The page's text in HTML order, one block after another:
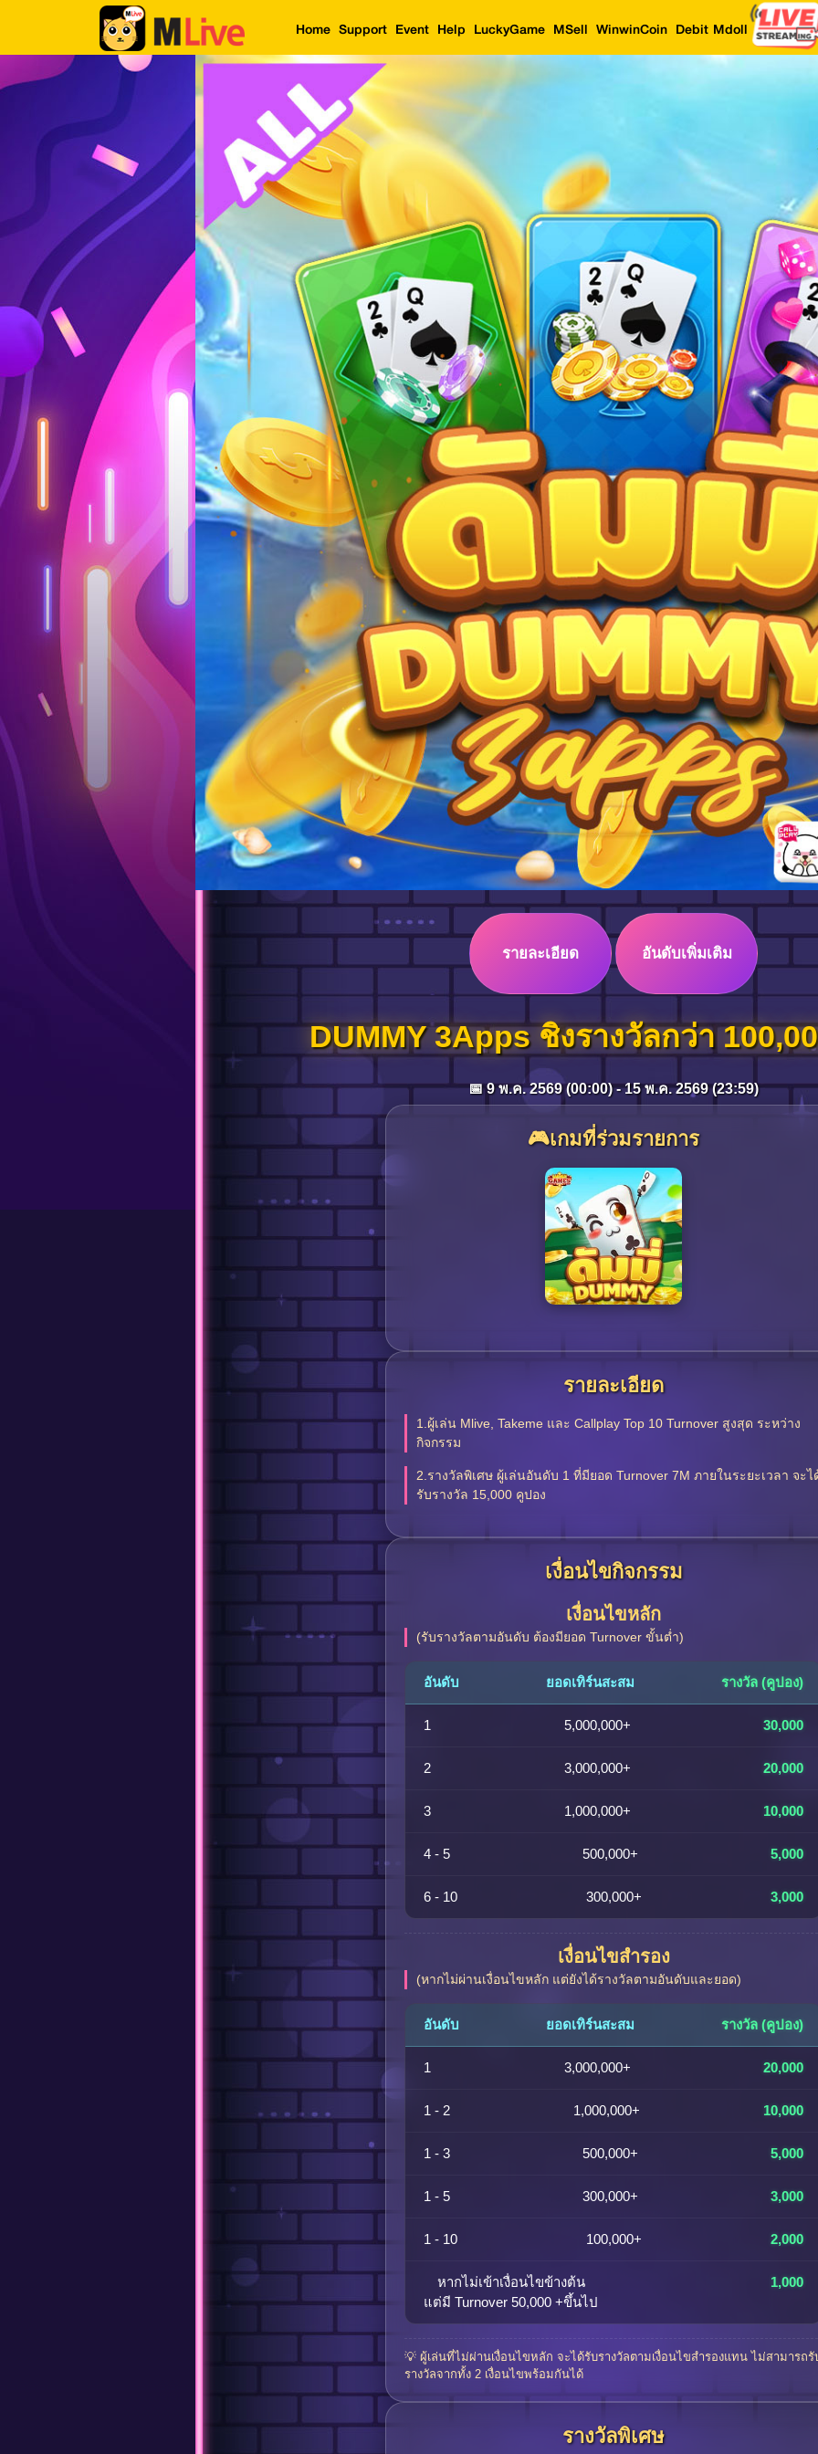
Home
LuckyGame
WinwinCoin
Mdoll
Help
Support
Language
Log in
Top up
Home Support Event Help LuckyGame MSell WinwinCoin Debit Mdoll
รายละเอียด อันดับเพิ่มเติม
DUMMY 3Apps ชิงรางวัลกว่า
📅 9 พ.ค. 2569 (00:00) - 15 พ.ค. 2569 (23:59)
🎮เกมที่ร่วมรายการ
รายละเอียด
1.ผู้เล่น Mlive, Takeme และ Callplay Top 10 Turnover สูงสุด ระหว่าง
กิจกรรม
2.รางวัลพิเศษ ผู้เล่นอันดับ 1 ที่มียอด Turnover 7M ภายในระยะเวลา จะไ
รับรางวัล 15,000 คูปอง
เงื่อนไขกิจกรรม
เงื่อนไขหลัก
(รับรางวัลตามอันดับ ต้องมียอด Turnover ขั้นต่ำ)
อันดับ ยอดเทิร์นสะสม รางวัล (คูปอง)
1 5,000,000+ 30,000
2 3,000,000+ 20,000
3 1,000,000+ 10,000
4 - 5 500,000+ 5,000
6 - 10 300,000+ 3,000
เงื่อนไขสำรอง
(หากไม่ผ่านเงื่อนไขหลัก แต่ยังได้รางวัลตามอันดับและยอด)
อันดับ ยอดเทิร์นสะสม รางวัล (คูปอง)
1 3,000,000+ 20,000
1 - 2 1,000,000+ 10,000
1 - 3 500,000+ 5,000
1 - 5 300,000+ 3,000
1 - 10 100,000+ 2,000
หากไม่เข้าเงื่อนไขข้างต้น
แต่มี Turnover 50,000 +ขึ้นไป
1,000
💡 ผู้เล่นที่ไม่ผ่านเงื่อนไขหลัก จะได้รับรางวัลตามเงื่อนไขสำรองแทน ไม่สามารถรั
รางวัลจากทั้ง 2 เงื่อนไขพร้อมกันได้
รางวัลพิเศษ